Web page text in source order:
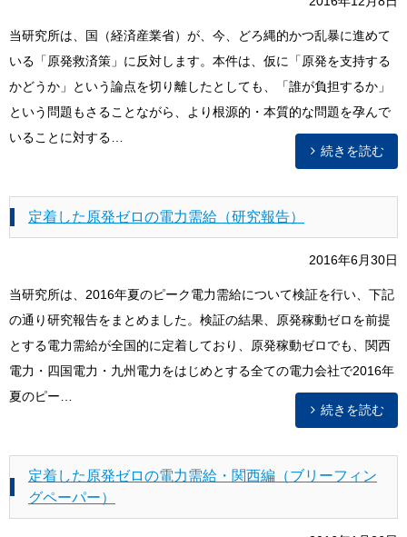
当研究所は、国（経済産業省）が、今、どろ縄的かつ乱暴に進めて
いる「原発救済策」に反対します。本件は、仮に「原発を支持する
かどうか」という論点を切り離したとしても、「誰が負担するか」
という問題もさることながら、より根源的・本質的な問題を孕んで
いることに対する…
続きを読む
定着した原発ゼロの電力需給（研究報告）
2016年6月30日
当研究所は、2016年夏のピーク電力需給について検証を行い、下記
の通り研究報告をまとめました。検証の結果、原発稼動ゼロを前提
とする電力需給が全国的に定着しており、原発稼動ゼロでも、関西
電力・四国電力・九州電力をはじめとする全ての電力会社で2016年
夏のピー…
続きを読む
定着した原発ゼロの電力需給・関西編（ブリーフィン
グペーパー）